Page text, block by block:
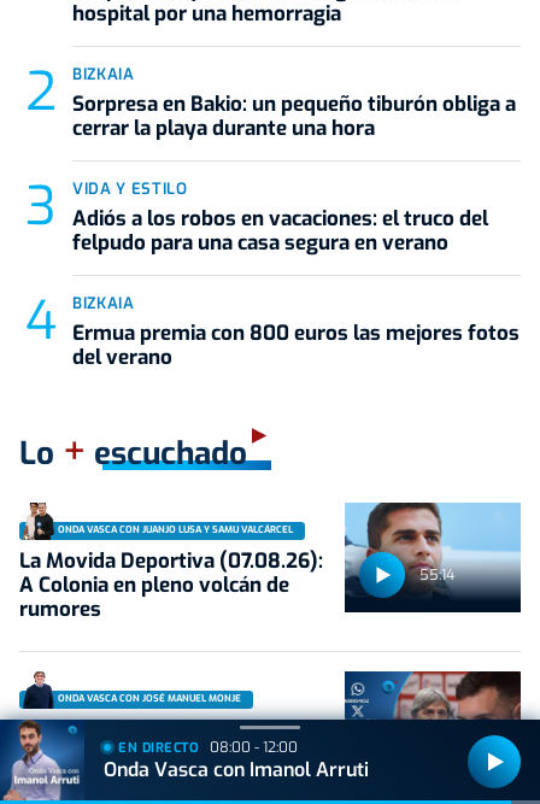
hospital por una hemorragia
BIZKAIA
Sorpresa en Bakio: un pequeño tiburón obliga a
cerrar la playa durante una hora
VIDA Y ESTILO
Adiós a los robos en vacaciones: el truco del
felpudo para una casa segura en verano
BIZKAIA
Ermua premia con 800 euros las mejores fotos
del verano
Lo + escuchado
55:14
ONDA VASCA CON JUANJO LUSA Y SAMU VALCÁRCEL
La Movida Deportiva (07.08.26):
A Colonia en pleno volcán de
rumores
ONDA VASCA CON JOSÉ MANUEL MONJE
Movida Deportiva con José
Manuel Monje (07/08/26) |
Hablamos con Iago Herrerín
EN DIRECTO 08:00 - 12:00
Onda Vasca con Imanol Arruti